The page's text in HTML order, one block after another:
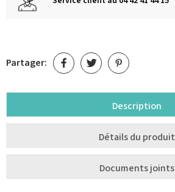
Partager:
Description
Détails du produit
Documents joints